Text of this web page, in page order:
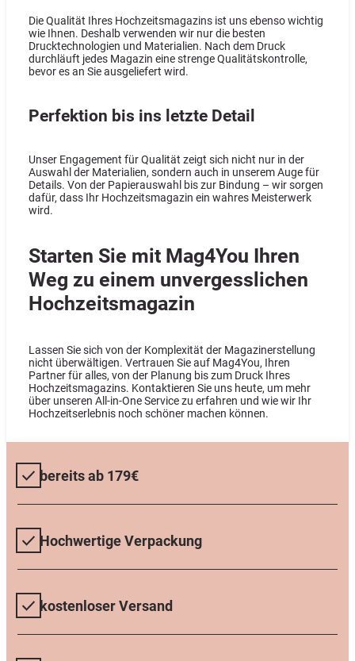
Die Qualität Ihres Hochzeitsmagazins ist uns ebenso wichtig
wie Ihnen. Deshalb verwenden wir nur die besten
Drucktechnologien und Materialien. Nach dem Druck
durchläuft jedes Magazin eine strenge Qualitätskontrolle,
bevor es an Sie ausgeliefert wird.
Perfektion bis ins letzte Detail
Unser Engagement für Qualität zeigt sich nicht nur in der
Auswahl der Materialien, sondern auch in unserem Auge für
Details. Von der Papierauswahl bis zur Bindung – wir sorgen
dafür, dass Ihr Hochzeitsmagazin ein wahres Meisterwerk
wird.
Starten Sie mit Mag4You Ihren
Weg zu einem unvergesslichen
Hochzeitsmagazin
Lassen Sie sich von der Komplexität der Magazinerstellung
nicht überwältigen. Vertrauen Sie auf Mag4You, Ihren
Partner für alles, von der Planung bis zum Druck Ihres
Hochzeitsmagazins. Kontaktieren Sie uns heute, um mehr
über unseren All-in-One Service zu erfahren und wie wir Ihr
Hochzeitserlebnis noch schöner machen können.
bereits ab 179€
Hochwertige Verpackung
kostenloser Versand